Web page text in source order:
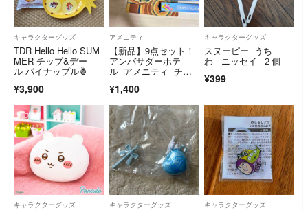
キャラクターグッズ
TDR Hello Hello SUM
MER チップ&デー
ル パイナップル🍍
¥3,900
アメニティ
【新品】9点セット！
アンバサダーホテ
ル アメニティ チッ
¥1,400
キャラクターグッズ
スヌーピー うち
わ ニッセイ ２個
¥399
キャラクターグッズ キャラクターグッズ キャラクターグッズ